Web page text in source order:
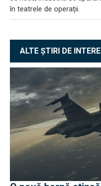
în teatrele de operații.
ALTE ȘTIRI DE